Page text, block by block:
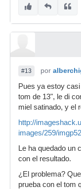
#13 por
Pues ya estoy
tom de 13", le di
miel satinado, y el
http://
images/259/
Le ha quedado un
con el resultado.
¿El problema?
prueba con el tom